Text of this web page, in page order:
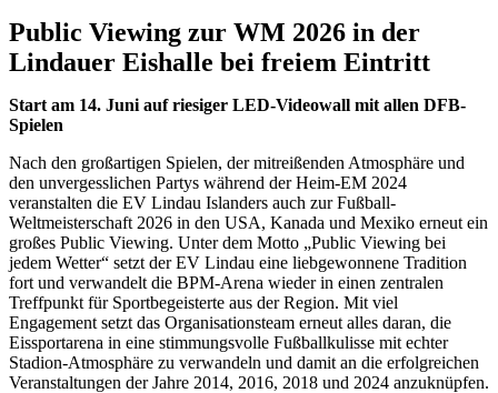
Public Viewing zur WM 2026 in der
Lindauer Eishalle bei freiem Eintritt
Start am 14. Juni auf riesiger LED-Videowall mit allen DFB-
Spielen
Nach den großartigen Spielen, der mitreißenden Atmosphäre und
den unvergesslichen Partys während der Heim-EM 2024
veranstalten die EV Lindau Islanders auch zur Fußball-
Weltmeisterschaft 2026 in den USA, Kanada und Mexiko erneut ein
großes Public Viewing. Unter dem Motto „Public Viewing bei
jedem Wetter“ setzt der EV Lindau eine liebgewonnene Tradition
fort und verwandelt die BPM-Arena wieder in einen zentralen
Treffpunkt für Sportbegeisterte aus der Region. Mit viel
Engagement setzt das Organisationsteam erneut alles daran, die
Eissportarena in eine stimmungsvolle Fußballkulisse mit echter
Stadion-Atmosphäre zu verwandeln und damit an die erfolgreichen
Veranstaltungen der Jahre 2014, 2016, 2018 und 2024 anzuknüpfen.